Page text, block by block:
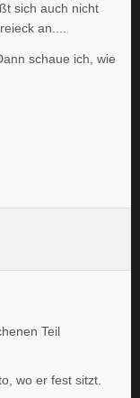
sich auch nicht
an....
schaue ich, wie
Teil
wo er fest sitzt.